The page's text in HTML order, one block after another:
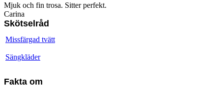
Mjuk och fin trosa. Sitter perfekt.
Carina
Skötselråd
Missfärgad tvätt
Sängkläder
Fakta om